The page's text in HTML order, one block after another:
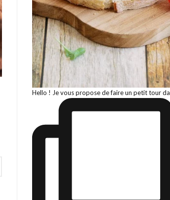
Hello ! Je vous propose de faire un petit tour da